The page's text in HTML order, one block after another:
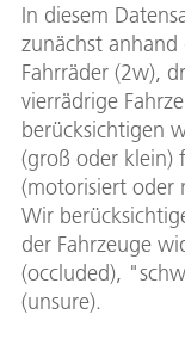
In diesem
zunächst anhand
Fahrräder (2w),
vierrädrige
berücksichtigen
(groß oder klein)
(motorisiert oder
Wir
der Fahrzeuge
(occluded),
(unsure).